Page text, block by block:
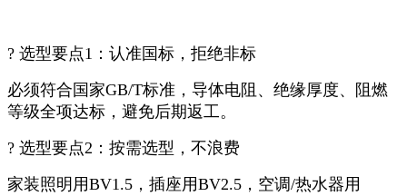
? 选型要点1：认准国标，拒绝非标
必须符合国家GB/T标准，导体电阻、绝缘厚度、阻燃
等级全项达标，避免后期返工。
? 选型要点2：按需选型，不浪费
家装照明用BV1.5，插座用BV2.5，空调/热水器用